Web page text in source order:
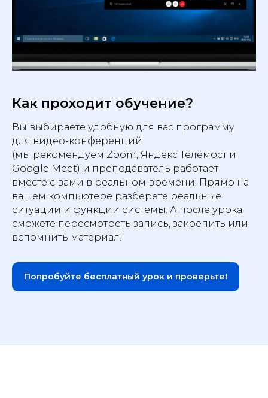
Как проходит обучение?
Вы выбираете удобную для вас программу
для видео-конференций
(мы рекомендуем Zoom, Яндекс Телемост и
Google Meet) и преподаватель работает
вместе с вами в реальном времени. Прямо на
вашем компьютере разберете реальные
ситуации и функции системы. А после урока
сможете пересмотреть запись, закрепить или
вспомнить материал!
Попробуйте бесплатный урок и проверьте!